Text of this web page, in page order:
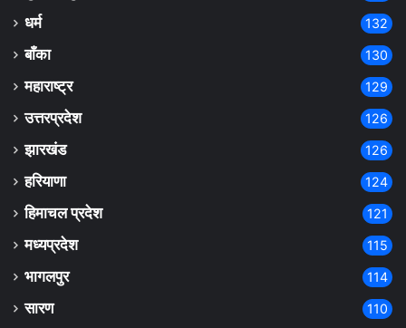
धर्म 132
बाँका 130
महाराष्ट्र 129
उत्तरप्रदेश 126
झारखंड 126
हरियाणा 124
हिमाचल प्रदेश 121
मध्यप्रदेश 115
भागलपुर 114
सारण 110